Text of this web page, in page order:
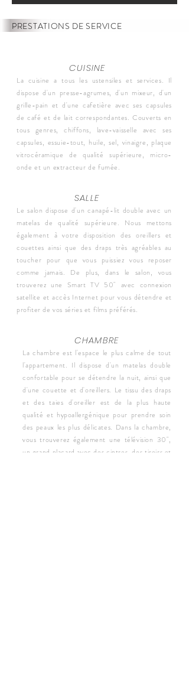
PRESTATIONS DE SERVICE
CUISINE
La cuisine a tous les ustensiles et services. Il
dispose d'un presse-agrumes, d'un mixeur, d'un
grille-pain et d'une cafetière avec ses capsules
de café et de lait correspondantes. Couverts en
tous genres, chiffons, lave-vaisselle avec ses
capsules, essuie-tout, huile, sel, vinaigre, plaque
vitrocéramique de qualité supérieure, micro-
onde et un extracteur de fumée.
SALLE
Le salon dispose d'un canapé-lit double avec un
matelas de qualité supérieure. Nous mettons
également à votre disposition des oreillers et
couettes ainsi que des draps très agréables au
toucher pour que vous puissiez vous reposer
comme jamais. De plus, dans le salon, vous
trouverez une Smart TV 50" avec connexion
satellite et accès Internet pour vous détendre et
profiter de vos séries et films préférés.
CHAMBRE
La chambre est l'espace le plus calme de tout
l'appartement. Il dispose d'un matelas double
confortable pour se détendre la nuit, ainsi que
d'une couette et d'oreillers. Le tissu des draps
et des taies d'oreiller est de la plus haute
qualité et hypoallergénique pour prendre soin
des peaux les plus délicates. Dans la chambre,
vous trouverez également une télévision 30",
un grand placard avec des cintres, des tiroirs et